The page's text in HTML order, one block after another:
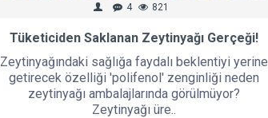
4 821
Tüketiciden Saklanan Zeytinyağı Gerçeği!
Zeytinyağındaki sağlığa faydalı beklentiyi yerine
getirecek özelliği 'polifenol' zenginliği neden
zeytinyağı ambalajlarında görülmüyor?
Zeytinyağı üre..